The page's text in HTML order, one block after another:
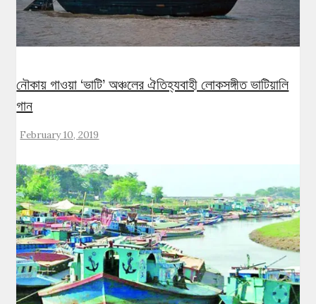
নৌকায় গাওয়া ‘ভাটি’ অঞ্চলের ঐতিহ্যবাহী লোকসঙ্গীত ভাটিয়ালি
গান
February 10, 2019